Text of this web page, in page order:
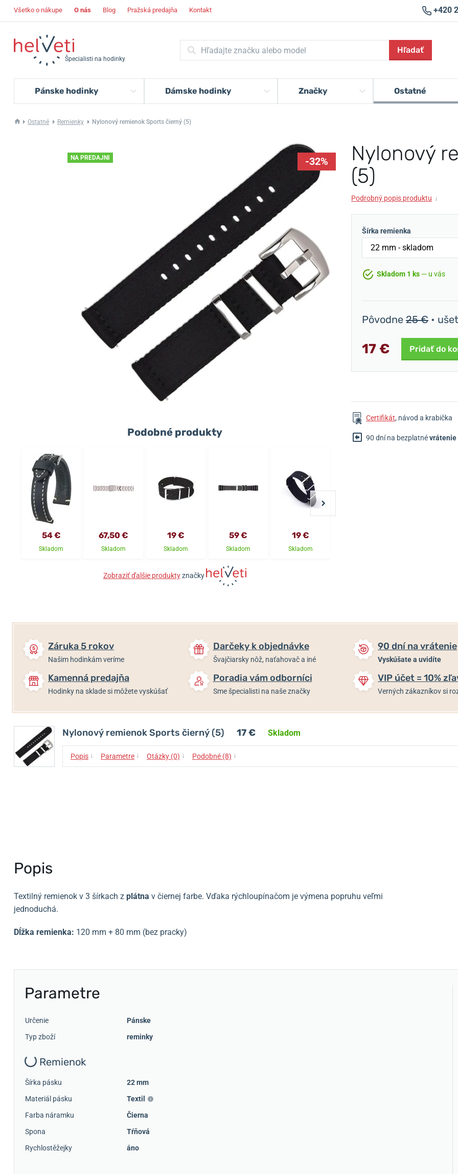
Všetko o nákupe O nás Blog Pražská predajňa Kontakt +420
Špecialisti na hodinky
Hľadať
Pánske hodinky Dámske hodinky Značky Ostatné
Ostatné Remienky Nylonový remienok Sports čierný (5)
Nylonový
(5)
NA PREDAJNI -32%
Podrobný popis produktu ↓
Šírka remienka
Skladom 1 ks — u vás
Pôvodne 25 € •
17 € Pridať do
Certifikát, návod a krabička
90 dní na bezplatnévrátenie
Podobné produkty
54 €
Skladom
67,50 €
Skladom
19 €
Skladom
59 €
Skladom
19 €
Skladom
Zobraziť ďalšie produktyznačky
Záruka 5 rokov
Našim hodinkám veríme
Darčeky k objednávke
Švajčiarsky nôž, naťahovač a iné
90 dní na vrátenie
Vyskúšate a uvidíte
Kamenná predajňa
Hodinky na sklade si môžete vyskúšať
Poradia vám odborníci
Sme špecialisti na naše značky
VIP účet = 10%
Verných zákazníkov si
Nylonový remienok Sports čierný (5) 17 € Skladom
Popis ↓ Parametre ↓ Otázky (0) ↓ Podobné (8) ↓
Popis
Textilný remienok v 3 šírkach z plátna v čiernej farbe. Vďaka rýchloupínačom je výmena popruhu veľmi
jednoduchá.
Dĺžka remienka: 120 mm + 80 mm (bez pracky)
Parametre
Určenie
Pánske
Typ zboží
reminky
Remienok
Šírka pásku
22 mm
Materiál pásku
Textil
Farba náramku
Čierna
Spona
Tŕňová
Rychlostěžejky
áno